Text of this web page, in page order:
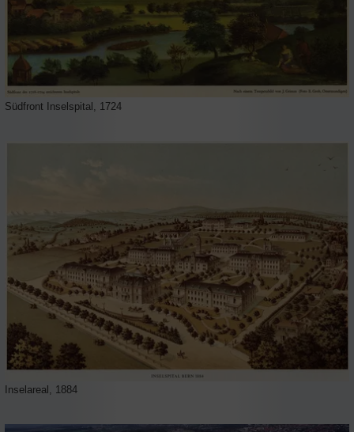
Südfront Inselspital, 1724
Inselareal, 1884